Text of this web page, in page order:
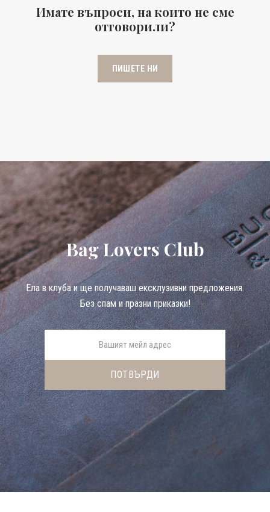
Имате въпроси, на които не сме
отговорили?
ПИШЕТЕ НИ
Bag Lovers Club
Eла в клуба и ще получаваш ексклузивни предложения.
Без спам и празни приказки!